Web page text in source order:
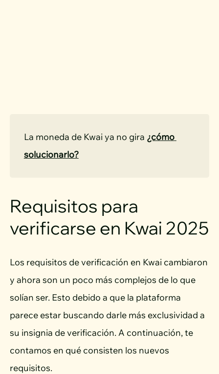
La moneda de Kwai ya no gira ¿cómo
solucionarlo?
Requisitos para
verificarse en Kwai 2025
Los requisitos de verificación en Kwai cambiaron
y ahora son un poco más complejos de lo que
solían ser. Esto debido a que la plataforma
parece estar buscando darle más exclusividad a
su insignia de verificación. A continuación, te
contamos en qué consisten los nuevos
requisitos.